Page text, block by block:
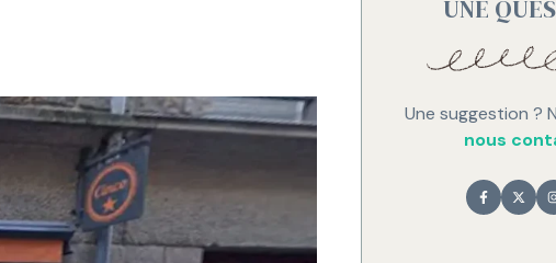
UNE
Une suggestion ?
nous